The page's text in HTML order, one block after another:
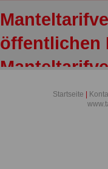
öffentlichen
Startseite